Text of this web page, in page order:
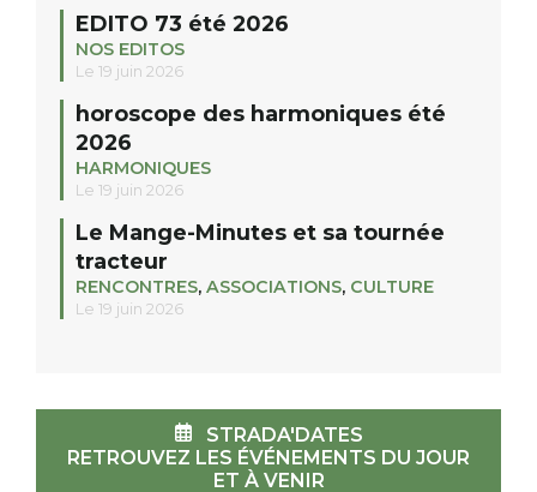
EDITO 73 été 2026
NOS EDITOS
Le 19 juin 2026
horoscope des harmoniques été
2026
HARMONIQUES
Le 19 juin 2026
Le Mange-Minutes et sa tournée
tracteur
RENCONTRES, ASSOCIATIONS, CULTURE
Le 19 juin 2026
STRADA'DATES
RETROUVEZ LES ÉVÉNEMENTS DU JOUR
ET À VENIR